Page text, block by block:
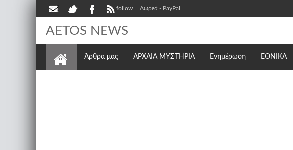
follow Δωρεά - PayPal
AETOS NEWS
Άρθρα μας ΑΡΧΑΙΑ ΜΥΣΤΗΡΙΑ Ενημέρωση ΕΘΝΙΚΆ